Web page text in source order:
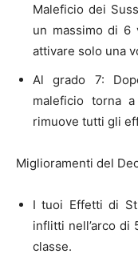
Maleficio dei
un massimo di 6
attivare solo una
Al grado 7:
maleficio torna
rimuove tutti gli
Miglioramenti del
I tuoi Effetti di
inflitti nell’arco di
classe.